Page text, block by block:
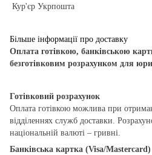
Кур'єр Укрпошта
Більше інформації про доставку
Оплата готівкою, банківською
безготівковим розрахунком для
Готівковий розрахунок
Оплата готівкою можлива при
відділеннях служб доставки.
національній валюті – гривні.
Банківська картка (Visa/Mastercard)